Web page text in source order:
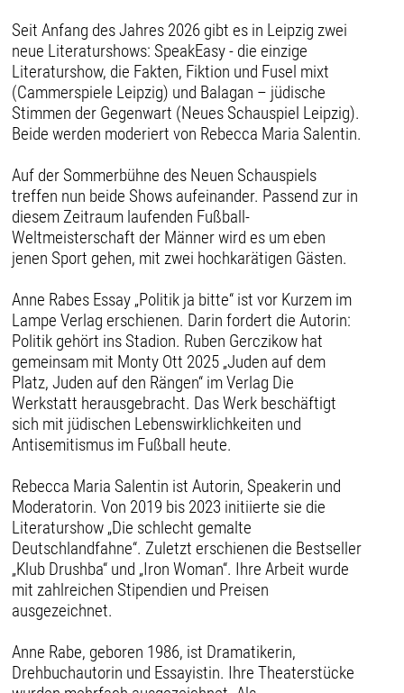
Seit Anfang des Jahres 2026 gibt es in Leipzig zwei
neue Literaturshows: SpeakEasy - die einzige
Literaturshow, die Fakten, Fiktion und Fusel mixt
(Cammerspiele Leipzig) und Balagan – jüdische
Stimmen der Gegenwart (Neues Schauspiel Leipzig).
Beide werden moderiert von Rebecca Maria Salentin.
Auf der Sommerbühne des Neuen Schauspiels
treffen nun beide Shows aufeinander. Passend zur in
diesem Zeitraum laufenden Fußball-
Weltmeisterschaft der Männer wird es um eben
jenen Sport gehen, mit zwei hochkarätigen Gästen.
Anne Rabes Essay „Politik ja bitte“ ist vor Kurzem im
Lampe Verlag erschienen. Darin fordert die Autorin:
Politik gehört ins Stadion. Ruben Gerczikow hat
gemeinsam mit Monty Ott 2025 „Juden auf dem
Platz, Juden auf den Rängen“ im Verlag Die
Werkstatt herausgebracht. Das Werk beschäftigt
sich mit jüdischen Lebenswirklichkeiten und
Antisemitismus im Fußball heute.
Rebecca Maria Salentin ist Autorin, Speakerin und
Moderatorin. Von 2019 bis 2023 initiierte sie die
Literaturshow „Die schlecht gemalte
Deutschlandfahne“. Zuletzt erschienen die Bestseller
„Klub Drushba“ und „Iron Woman“. Ihre Arbeit wurde
mit zahlreichen Stipendien und Preisen
ausgezeichnet.
Anne Rabe, geboren 1986, ist Dramatikerin,
Drehbuchautorin und Essayistin. Ihre Theaterstücke